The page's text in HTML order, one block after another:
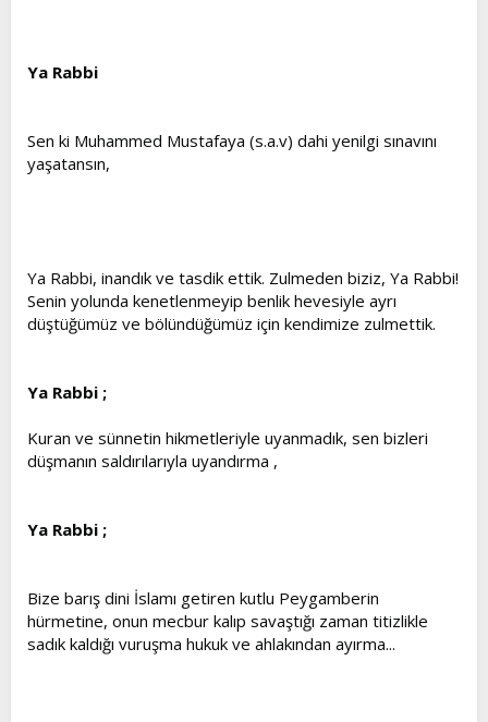
Ya Rabbi
Sen ki Muhammed Mustafaya (s.a.v) dahi yenilgi sınavını
yaşatansın,
Ya Rabbi, inandık ve tasdik ettik. Zulmeden biziz, Ya Rabbi!
Senin yolunda kenetlenmeyip benlik hevesiyle ayrı
düştüğümüz ve bölündüğümüz için kendimize zulmettik.
Ya Rabbi ;
Kuran ve sünnetin hikmetleriyle uyanmadık, sen bizleri
düşmanın saldırılarıyla uyandırma ,
Ya Rabbi ;
Bize barış dini İslamı getiren kutlu Peygamberin
hürmetine, onun mecbur kalıp savaştığı zaman titizlikle
sadık kaldığı vuruşma hukuk ve ahlakından ayırma...